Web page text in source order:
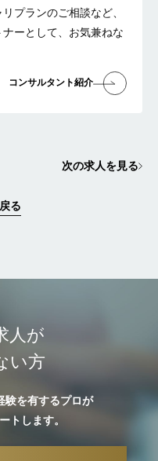
プランのご相談など、
ーとして、お気兼ねな
コンサルタント紹介
次の求人を見る
る
人が
い方
験を有するプロが
トします。